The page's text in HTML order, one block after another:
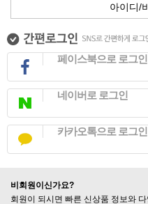
아이디/
페이스북으로 로그인
네이버로 로그인
카카오톡으로 로그인
비회원이신가요?
회원이 되시면 빠른 신상품 정보와